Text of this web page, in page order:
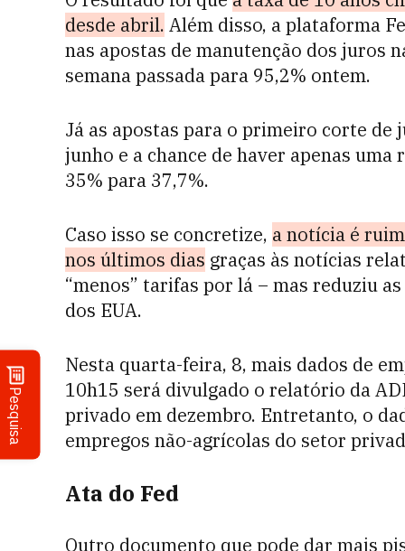
Pesquisa
desde abril. Além disso, a plataforma
nas apostas de manutenção dos juros
semana passada para 95,2% ontem.
Já as apostas para o primeiro corte de
junho e a chance de haver apenas
35% para 37,7%.
Caso isso se concretize, a notícia é
nos últimos dias graças às notícias
“menos” tarifas por lá – mas reduziu
dos EUA.
Nesta quarta-feira, 8, mais dados de
10h15 será divulgado o relatório da
privado em dezembro. Entretanto, o
empregos não-agrícolas do setor
Ata do Fed
Outro documento que pode dar mais